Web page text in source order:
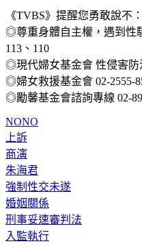
◎尊重身體自主權，遇到性
113、110
◎現代婦女基金會 性侵害防
◎婦女救援基金會 02-2555-
◎勵馨基金會諮詢專線 02-
NONO
上訴
商演
朱海君
強制性交未遂
婚姻關係
刑事妥速審判法
入監執行
高等檢察署